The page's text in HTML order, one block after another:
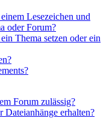
Lesezeichen und
oder Forum?
Thema setzen oder ein
Forum zulässig?
erhalten?